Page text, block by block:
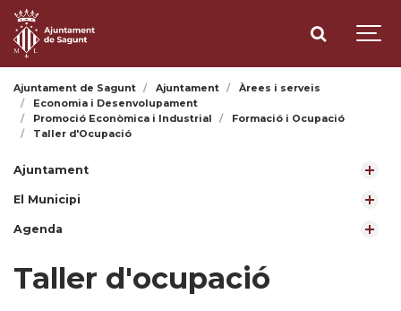
Ajuntament de Sagunt Ajuntament
Àrees i serveis
Economia i Desenvolupament
Promoció Econòmica i Industrial
Formació i Ocupació
Taller d'Ocupació
Ajuntament
El Municipi
Agenda
Taller d'ocupació